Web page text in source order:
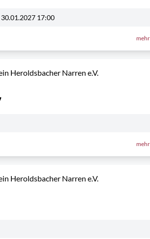
30.01.2027 17:00
Heroldsbacher Narren e.V.
Heroldsbacher Narren e.V.